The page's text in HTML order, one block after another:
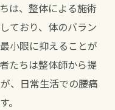
は、整体による施術
ており、体のバラン
小限に抑えることが
たちは整体師から提
、日常生活での腰痛
。